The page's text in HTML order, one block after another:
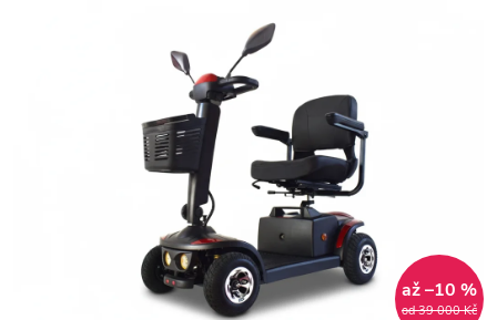
od 39 000 Kč
až –10 %